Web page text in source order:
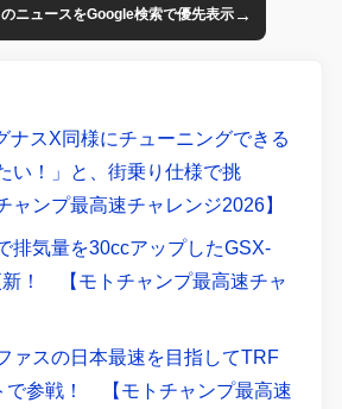
ニュースをGoogle検索で優先表示→
ナスX同様にチューニングできる
い！」と、街乗り仕様で挑
ンプ最高速チャレンジ2026】
排気量を30ccアップしたGSX-
新！ 【モトチャンプ最高速チャ
ァスの日本最速を目指してTRF
で参戦！ 【モトチャンプ最高速